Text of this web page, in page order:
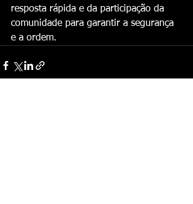
resposta rápida e da participação da
comunidade para garantir a segurança
e a ordem.